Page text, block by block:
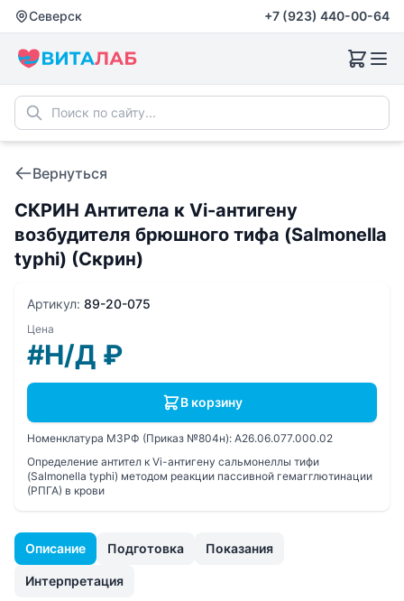
Северск +7 (923) 440-00-64
Вернуться
СКРИН Антитела к Vi-антигену
возбудителя брюшного тифа (Salmonella
typhi) (Скрин)
Описание Подготовка Показания
Интерпретация
Артикул: 89-20-075
Цена
#Н/Д ₽
В корзину
Номенклатура МЗРФ (Приказ №804н): A26.06.077.000.02
Определение антител к Vi-антигену сальмонеллы тифи
(Salmonella typhi) методом реакции пассивной гемагглютинации
(РПГА) в крови